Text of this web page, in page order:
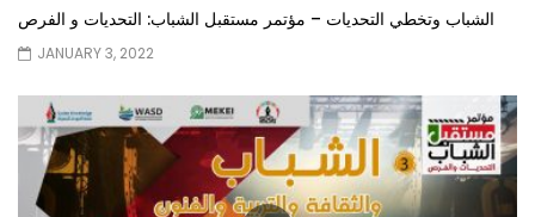
الشباب وتخطي التحديات – مؤتمر مستقبل الشباب: التحديات و الفرص
JANUARY 3, 2022